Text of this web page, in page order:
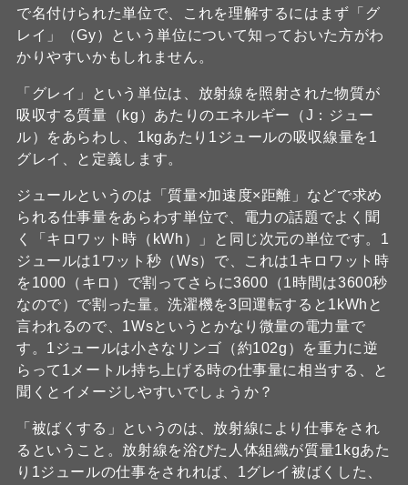
で名付けられた単位で、これを理解するにはまず「グ
レイ」（Gy）という単位について知っておいた方がわ
かりやすいかもしれません。
「グレイ」という単位は、放射線を照射された物質が
吸収する質量（kg）あたりのエネルギー（J：ジュー
ル）をあらわし、1kgあたり1ジュールの吸収線量を1
グレイ、と定義します。
ジュールというのは「質量×加速度×距離」などで求め
られる仕事量をあらわす単位で、電力の話題でよく聞
く「キロワット時（kWh）」と同じ次元の単位です。1
ジュールは1ワット秒（Ws）で、これは1キロワット時
を1000（キロ）で割ってさらに3600（1時間は3600秒
なので）で割った量。洗濯機を3回運転すると1kWhと
言われるので、1Wsというとかなり微量の電力量で
す。1ジュールは小さなリンゴ（約102g）を重力に逆
らって1メートル持ち上げる時の仕事量に相当する、と
聞くとイメージしやすいでしょうか？
「被ばくする」というのは、放射線により仕事をされ
るということ。放射線を浴びた人体組織が質量1kgあた
り1ジュールの仕事をされれば、1グレイ被ばくした、